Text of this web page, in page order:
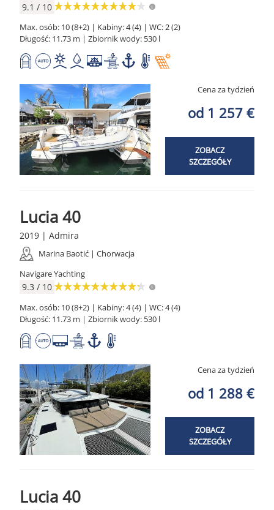
9.1 / 10
Max. osób: 10 (8+2) | Kabiny: 4 (4) | WC: 2 (2)
Długość: 11.73 m | Zbiornik wody: 530 l
Cena za tydzień
od 1 257 €
ZOBACZ
SZCZEGÓŁY
Lucia 40
2019 | Admira
Marina Baotić | Chorwacja
Navigare Yachting
9.3 / 10
Max. osób: 10 (8+2) | Kabiny: 4 (4) | WC: 4 (4)
Długość: 11.73 m | Zbiornik wody: 530 l
Cena za tydzień
od 1 288 €
ZOBACZ
SZCZEGÓŁY
Lucia 40